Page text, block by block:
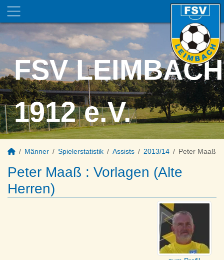
FSV LEIMBACH
1912 e.V.
Männer Spielerstatistik Assists 2013/14 Peter Maaß
Peter Maaß : Vorlagen (Alte
Herren)